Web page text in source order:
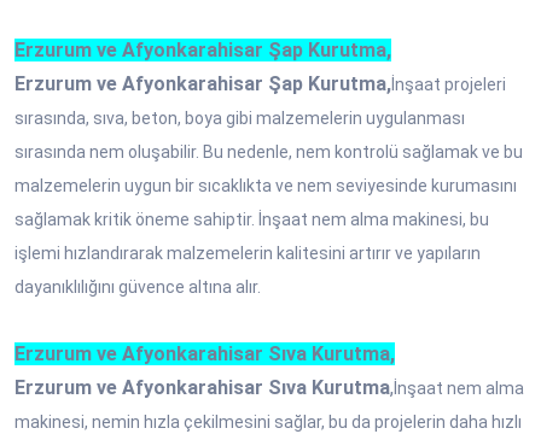
Erzurum ve Afyonkarahisar Şap Kurutma,
Erzurum ve Afyonkarahisar Şap Kurutma,İnşaat projeleri
sırasında, sıva, beton, boya gibi malzemelerin uygulanması
sırasında nem oluşabilir. Bu nedenle, nem kontrolü sağlamak ve bu
malzemelerin uygun bir sıcaklıkta ve nem seviyesinde kurumasını
sağlamak kritik öneme sahiptir. İnşaat nem alma makinesi, bu
işlemi hızlandırarak malzemelerin kalitesini artırır ve yapıların
dayanıklılığını güvence altına alır.
Erzurum ve Afyonkarahisar Sıva Kurutma,
Erzurum ve Afyonkarahisar Sıva Kurutma, İnşaat nem alma
makinesi, nemin hızla çekilmesini sağlar, bu da projelerin daha hızlı